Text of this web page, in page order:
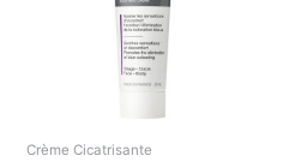
Crème Cicatrisante